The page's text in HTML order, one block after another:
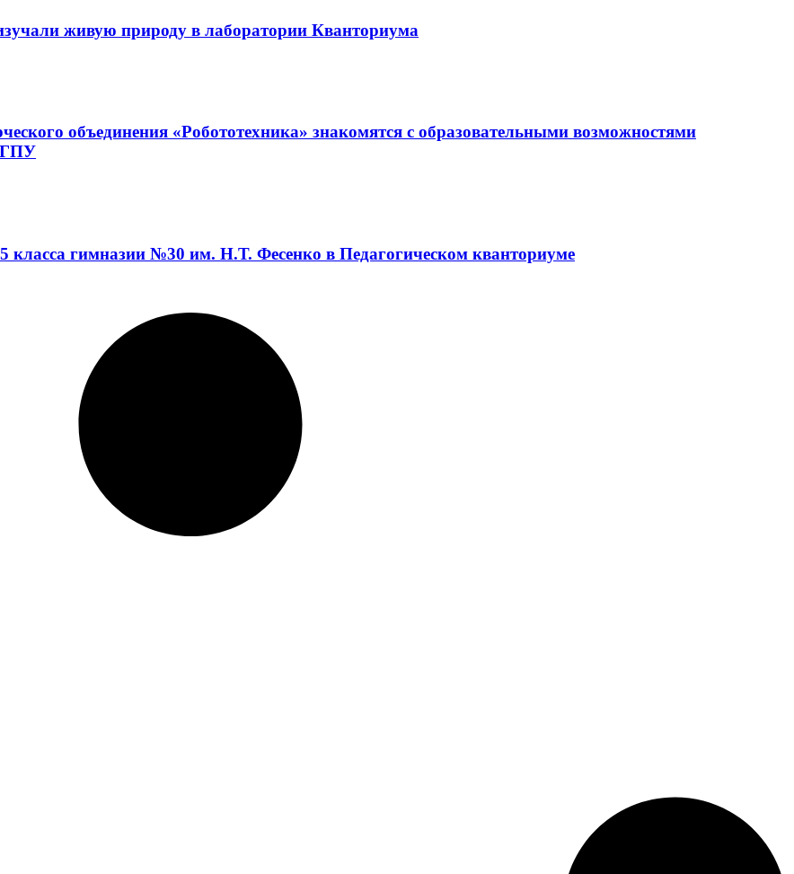
живую природу в лаборатории Кванториума
объединения «Робототехника» знакомятся с образовательными возможностями
класса гимназии №30 им. Н.Т. Фесенко в Педагогическом кванториуме